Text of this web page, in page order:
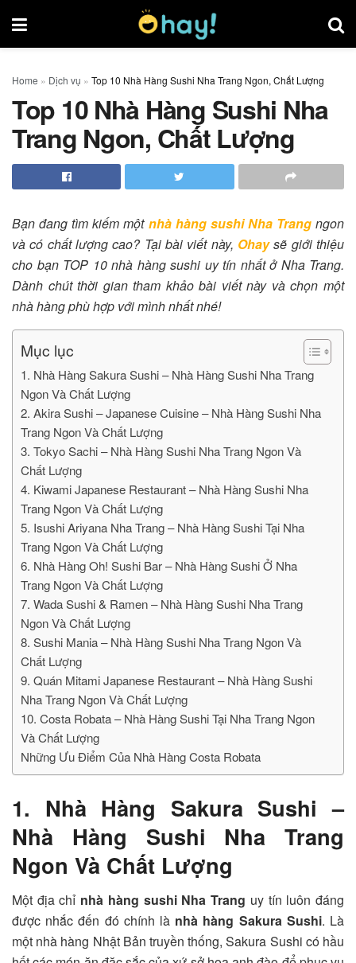
Home » Dịch vụ » Top 10 Nhà Hàng Sushi Nha Trang Ngon, Chất Lượng
Top 10 Nhà Hàng Sushi Nha
Trang Ngon, Chất Lượng
Bạn đang tìm kiếm một nhà hàng sushi Nha Trangngon
và có chất lượng cao? Tại bài viết này, Ohaysẽ giới thiệu
cho bạn TOP 10 nhà hàng sushi uy tín nhất ở Nha Trang.
Dành chút thời gian tham khảo bài viết này và chọn một
nhà hàng phù hợp với mình nhất nhé!
Mục lục
1. Nhà Hàng Sakura Sushi – Nhà Hàng Sushi Nha Trang
Ngon Và Chất Lượng
2. Akira Sushi – Japanese Cuisine – Nhà Hàng Sushi Nha
Trang Ngon Và Chất Lượng
3. Tokyo Sachi – Nhà Hàng Sushi Nha Trang Ngon Và
Chất Lượng
4. Kiwami Japanese Restaurant – Nhà Hàng Sushi Nha
Trang Ngon Và Chất Lượng
5. Isushi Ariyana Nha Trang – Nhà Hàng Sushi Tại Nha
Trang Ngon Và Chất Lượng
6. Nhà Hàng Oh! Sushi Bar – Nhà Hàng Sushi Ở Nha
Trang Ngon Và Chất Lượng
7. Wada Sushi & Ramen – Nhà Hàng Sushi Nha Trang
Ngon Và Chất Lượng
8. Sushi Mania – Nhà Hàng Sushi Nha Trang Ngon Và
Chất Lượng
9. Quán Mitami Japanese Restaurant – Nhà Hàng Sushi
Nha Trang Ngon Và Chất Lượng
10. Costa Robata – Nhà Hàng Sushi Tại Nha Trang Ngon
Và Chất Lượng
Những Ưu Điểm Của Nhà Hàng Costa Robata
1. Nhà Hàng Sakura Sushi –
Nhà Hàng Sushi Nha Trang
Ngon Và Chất Lượng
Một địa chỉ nhà hàng sushi Nha Trang uy tín luôn đáng
được nhắc đến đó chính là nhà hàng Sakura Sushi. Là
một nhà hàng Nhật Bản truyền thống, Sakura Sushi có hầu